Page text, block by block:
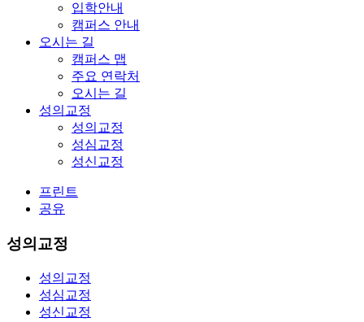
입학안내
캠퍼스 안내
오시는 길
캠퍼스 맵
주요 연락처
오시는 길
성의교정
성의교정
성심교정
성신교정
프린트
공유
성의교정
성의교정
성심교정
성신교정